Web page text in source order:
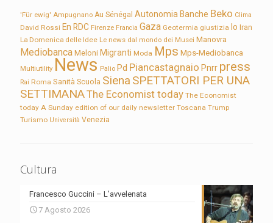
'Für ewig' Ampugnano Au Sénégal Autonomia Banche Beko Clima
David Rossi En RDC Firenze Francia Gaza Geotermia giustizia Io Iran
La Domenica delle Idee Le news dal mondo dei Musei Manovra
Mediobanca Meloni Migranti Moda Mps Mps-Mediobanca
Multiutility News Palio Pd Piancastagnaio Pnrr press
Rai Roma Sanità Scuola Siena SPETTATORI PER UNA
SETTIMANAThe Economist today The Economist
today A Sunday edition of our daily newsletter Toscana Trump
Turismo Università Venezia
Cultura
Francesco Guccini – L’avvelenata
7 Agosto 2026